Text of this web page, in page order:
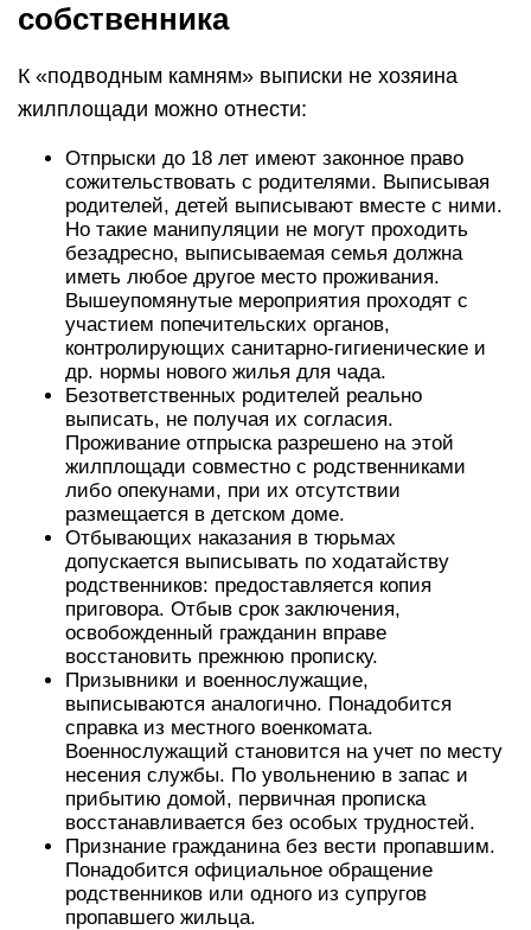
собственника
К «подводным камням» выписки не хозяина
жилплощади можно отнести:
Отпрыски до 18 лет имеют законное право
сожительствовать с родителями. Выписывая
родителей, детей выписывают вместе с ними.
Но такие манипуляции не могут проходить
безадресно, выписываемая семья должна
иметь любое другое место проживания.
Вышеупомянутые мероприятия проходят с
участием попечительских органов,
контролирующих санитарно-гигиенические и
др. нормы нового жилья для чада.
Безответственных родителей реально
выписать, не получая их согласия.
Проживание отпрыска разрешено на этой
жилплощади совместно с родственниками
либо опекунами, при их отсутствии
размещается в детском доме.
Отбывающих наказания в тюрьмах
допускается выписывать по ходатайству
родственников: предоставляется копия
приговора. Отбыв срок заключения,
освобожденный гражданин вправе
восстановить прежнюю прописку.
Призывники и военнослужащие,
выписываются аналогично. Понадобится
справка из местного военкомата.
Военнослужащий становится на учет по месту
несения службы. По увольнению в запас и
прибытию домой, первичная прописка
восстанавливается без особых трудностей.
Признание гражданина без вести пропавшим.
Понадобится официальное обращение
родственников или одного из супругов
пропавшего жильца.